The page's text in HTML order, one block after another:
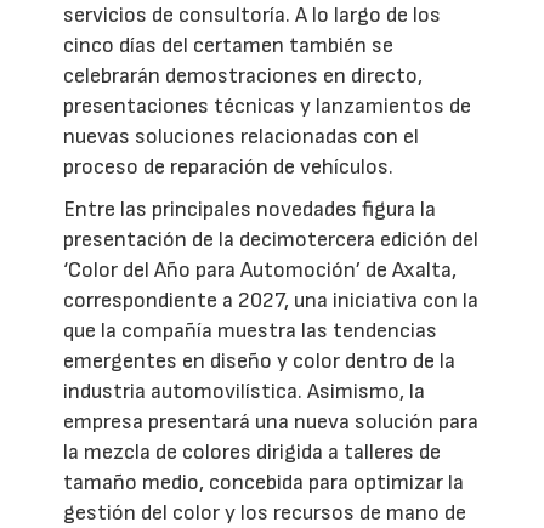
servicios de consultoría. A lo largo de los
cinco días del certamen también se
celebrarán demostraciones en directo,
presentaciones técnicas y lanzamientos de
nuevas soluciones relacionadas con el
proceso de reparación de vehículos.
Entre las principales novedades figura la
presentación de la decimotercera edición del
‘Color del Año para Automoción’ de Axalta,
correspondiente a 2027, una iniciativa con la
que la compañía muestra las tendencias
emergentes en diseño y color dentro de la
industria automovilística. Asimismo, la
empresa presentará una nueva solución para
la mezcla de colores dirigida a talleres de
tamaño medio, concebida para optimizar la
gestión del color y los recursos de mano de